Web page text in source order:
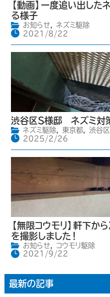
【動画】一度追い出した
る様子
お知らせ,
ネズミ駆除
2021/8/22
渋谷区S様邸 ネズミ対
ネズミ駆除, 東京都,
渋谷区
2025/2/26
【無限コウモリ】軒下か
を撮影しました！
お知らせ,
コウモリ駆除
2021/9/22
最新の記事